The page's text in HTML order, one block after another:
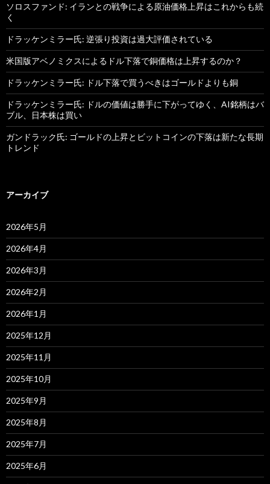
ソロスファンド: イランとの戦争による原油価格上昇はこれからも続
く
ドラッケンミラー氏: 逆張り投資は過大評価されている
米国版アベノミクスによるドル下落で銅価格は上昇するのか？
ドラッケンミラー氏: ドル下落で買うべきはゴールドよりも銅
ドラッケンミラー氏: ドルの価値は勝手に下がってゆく、AI銘柄はバ
ブル、日本株は買い
ガンドラック氏: ゴールドの上昇とビットコインの下落は新たな長期
トレンド
アーカイブ
2026年5月
2026年4月
2026年3月
2026年2月
2026年1月
2025年12月
2025年11月
2025年10月
2025年9月
2025年8月
2025年7月
2025年6月